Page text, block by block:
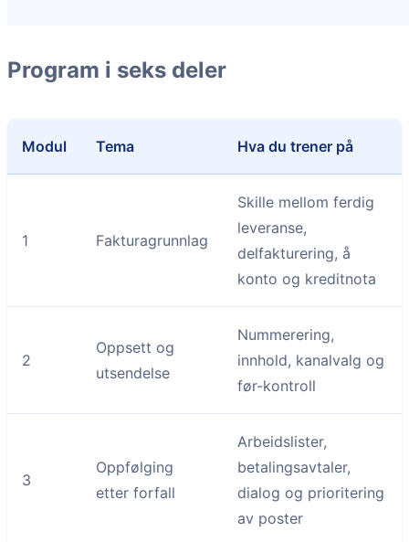
Program i seks deler
Modul Tema Hva du trener på
1 Fakturagrunnlag
Skille mellom ferdig
leveranse,
delfakturering, å
konto og kreditnota
2
Oppsett og
utsendelse
Nummerering,
innhold, kanalvalg og
før-kontroll
3
Oppfølging
etter forfall
Arbeidslister,
betalingsavtaler,
dialog og prioritering
av poster